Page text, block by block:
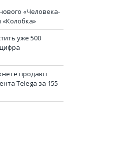
«Человека-
«Колобка»
уже 500
продают
Telega за 155